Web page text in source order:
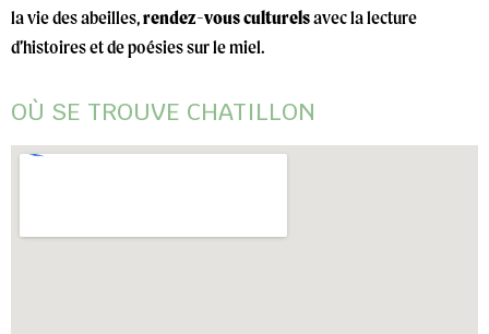
la vie des abeilles,rendez-vous culturelsavec la lecture
d’histoires et de poésies sur le miel.
OÙ SE TROUVE CHATILLON